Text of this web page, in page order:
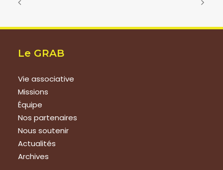
Le GRAB
Vie associative
Missions
Équipe
Nos partenaires
Nous soutenir
Actualités
Archives